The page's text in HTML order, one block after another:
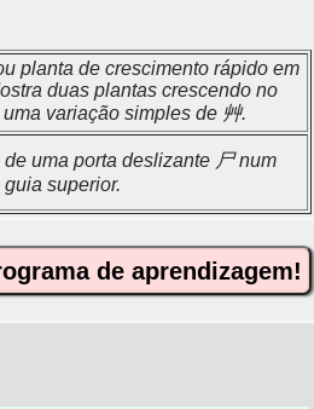
planta de crescimento rápido em
duas plantas crescendo no
variação simples de 艸.
de uma porta deslizante 尸 num
superior.
de aprendizagem!